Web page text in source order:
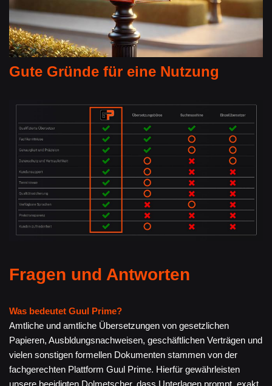
Gute Gründe für eine Nutzung
Fragen und Antworten
Was bedeutet Guul Prime?
Amtliche und amtliche Übersetzungen von gesetzlichen
Papieren, Ausbldungsnachweisen, geschäftlichen Verträgen und
vielen sonstigen formellen Dokumenten stammen von der
fachgerechten Plattform Guul Prime. Hierfür gewährleisten